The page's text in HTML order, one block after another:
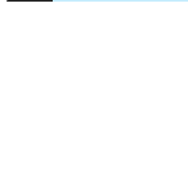
Cerrar